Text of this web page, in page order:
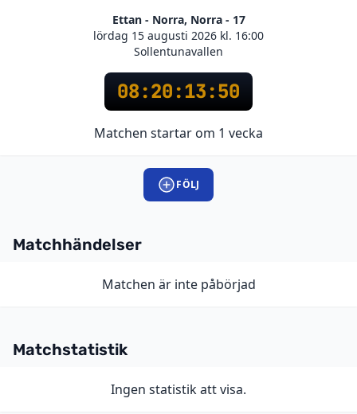
Ettan - Norra, Norra - 17
lördag 15 augusti 2026 kl. 16:00
Sollentunavallen
08:20:13:50
Matchen startar om 1 vecka
FÖLJ
Matchhändelser
Matchen är inte påbörjad
Matchstatistik
Ingen statistik att visa.